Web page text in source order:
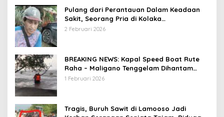
Pulang dari Perantauan Dalam Keadaan
Sakit, Seorang Pria di Kolaka
Diterlantarkan Istri
2 Februari 2026
BREAKING NEWS: Kapal Speed Boat Rute
Raha – Maligano Tenggelam Dihantam
Angin dan Ombak Tinggi
1 Februari 2026
Tragis, Buruh Sawit di Lamooso Jadi